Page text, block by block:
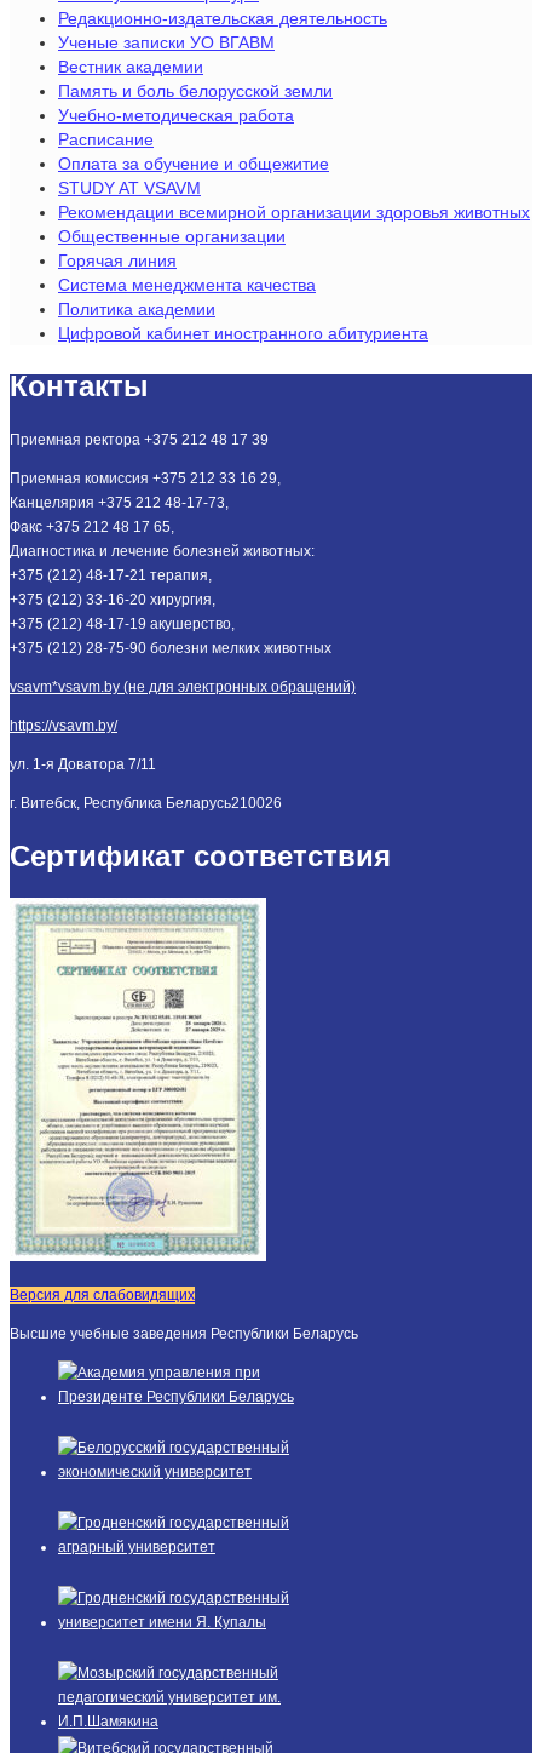
Редакционно-издательская деятельность
Ученые записки УО ВГАВМ
Вестник академии
Память и боль белорусской земли
Учебно-методическая работа
Расписание
Оплата за обучение и общежитие
STUDY AT VSAVM
Рекомендации всемирной организации здоровья животных
Общественные организации
Горячая линия
Система менеджмента качества
Политика академии
Цифровой кабинет иностранного абитуриента
Контакты
Приемная ректора +375 212 48 17 39
Приемная комиссия +375 212 33 16 29,
Канцелярия +375 212 48-17-73,
Факс +375 212 48 17 65,
Диагностика и лечение болезней животных:
+375 (212) 48-17-21 терапия,
+375 (212) 33-16-20 хирургия,
+375 (212) 48-17-19 акушерство,
+375 (212) 28-75-90 болезни мелких животных
vsavm*vsavm.by (не для электронных обращений)
https://vsavm.by/
ул. 1-я Доватора 7/11
г. Витебск, Республика Беларусь210026
Сертификат соответствия
Версия для слабовидящих
Высшие учебные заведения Республики Беларусь